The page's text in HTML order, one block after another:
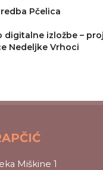
Pčelica
digitalne izložbe –
Nedeljke Vrhoci
Miškine 1